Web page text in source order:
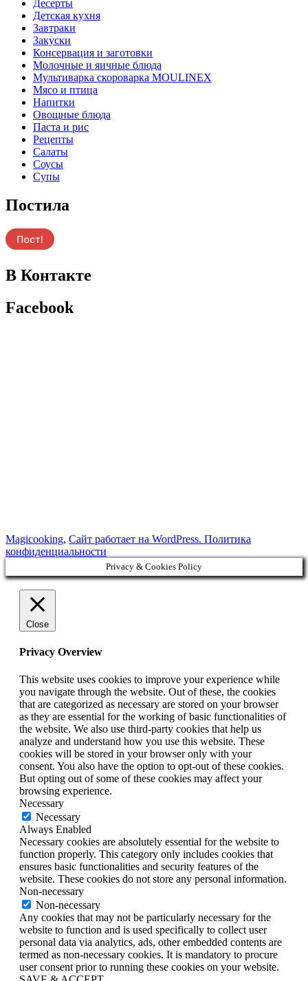
Десерты
Детская кухня
Завтраки
Закуски
Консервация и заготовки
Молочные и яичные блюда
Мультиварка скороварка MOULINEX
Мясо и птица
Напитки
Овощные блюда
Паста и рис
Рецепты
Салаты
Соусы
Супы
Постила
В Контакте
Facebook
Magicooking, Сайт работает на WordPress. Политика
конфиденциальности
Privacy & Cookies Policy
Close
Privacy Overview
This website uses cookies to improve your experience while
you navigate through the website. Out of these, the cookies
that are categorized as necessary are stored on your browser
as they are essential for the working of basic functionalities of
the website. We also use third-party cookies that help us
analyze and understand how you use this website. These
cookies will be stored in your browser only with your
consent. You also have the option to opt-out of these cookies.
But opting out of some of these cookies may affect your
browsing experience.
Necessary
Necessary
Always Enabled
Necessary cookies are absolutely essential for the website to
function properly. This category only includes cookies that
ensures basic functionalities and security features of the
website. These cookies do not store any personal information.
Non-necessary
Non-necessary
Any cookies that may not be particularly necessary for the
website to function and is used specifically to collect user
personal data via analytics, ads, other embedded contents are
termed as non-necessary cookies. It is mandatory to procure
user consent prior to running these cookies on your website.